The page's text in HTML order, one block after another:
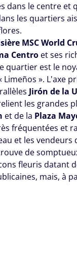
dans le centre et
les quartiers
MSC World
Centro et ses
quartier est le
Limeños ». L'axe
Jirón de la
les grandes
et de la Plaza
fréquentées et
et les vendeurs
de
fleuris datant
mais, à